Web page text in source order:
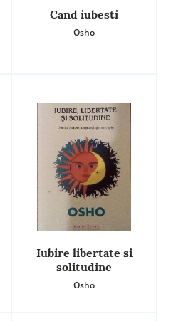
Cand iubesti
Osho
Iubire libertate si
solitudine
Osho